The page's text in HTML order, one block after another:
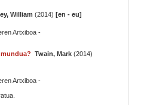
William (2014)[en - eu]
Artxiboa -
Twain, Mark (2014)
Artxiboa -